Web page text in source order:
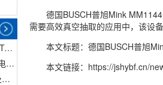
FESTO仿生蝴蝶结构及原理,FESTO仿生蝴蝶具有什么功能
电磁阀上的三根线怎么接,三线制电磁阀接线
德国REXROTH变频器故障代码及故障解决方法
德国BUSCH普旭Mink
需要高效真空抽取的应用中，该设
本文标题：德国BUSCH普旭
本文链接：https://jshybf.cn/